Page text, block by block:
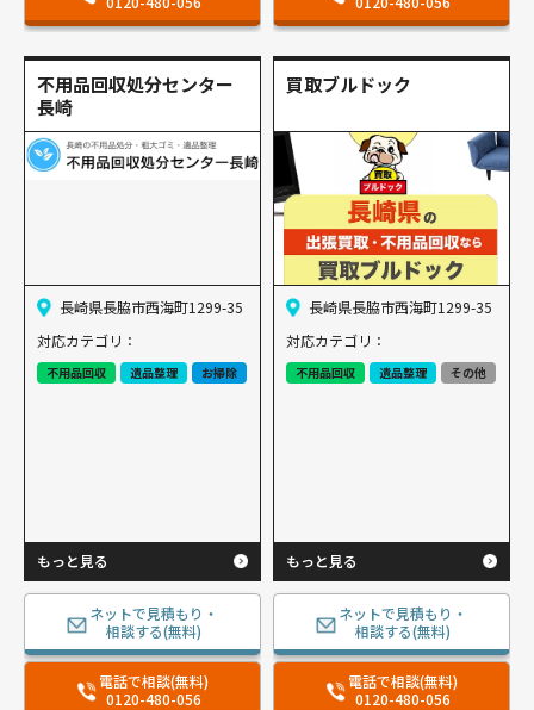
​不用品回収処分センター
長崎
長崎県長脇市西海町1299-35
対応カテゴリ：
不用品回収 遺品整理 お掃除
もっと見る
ネットで見積もり・
相談する(無料)
電話で相談(無料)
0120-480-056
買取ブルドック
長崎県長脇市西海町1299-35
対応カテゴリ：
不用品回収 遺品整理 その他
もっと見る
ネットで見積もり・
相談する(無料)
電話で相談(無料)
0120-480-056